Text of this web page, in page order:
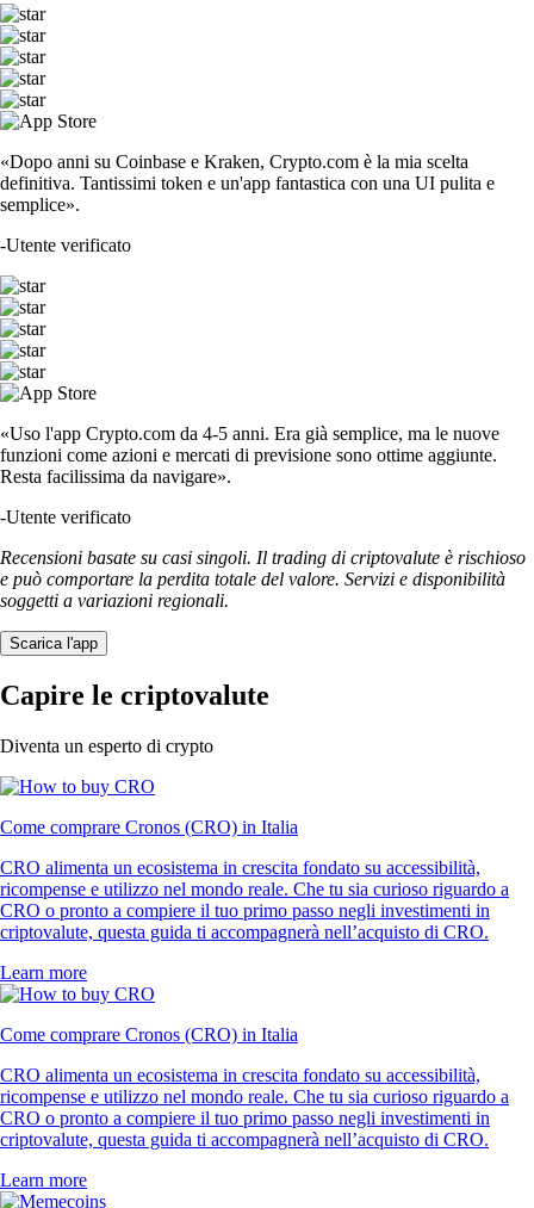
«Dopo anni su Coinbase e Kraken, Crypto.com è la mia scelta
definitiva. Tantissimi token e un'app fantastica con una UI pulita e
semplice».
-Utente verificato
«Uso l'app Crypto.com da 4-5 anni. Era già semplice, ma le nuove
funzioni come azioni e mercati di previsione sono ottime aggiunte.
Resta facilissima da navigare».
-Utente verificato
Recensioni basate su casi singoli. Il trading di criptovalute è rischioso
e può comportare la perdita totale del valore. Servizi e disponibilità
soggetti a variazioni regionali.
Scarica l'app
Capire le criptovalute
Diventa un esperto di crypto
Come comprare Cronos (CRO) in Italia
CRO alimenta un ecosistema in crescita fondato su accessibilità,
ricompense e utilizzo nel mondo reale. Che tu sia curioso riguardo a
CRO o pronto a compiere il tuo primo passo negli investimenti in
criptovalute, questa guida ti accompagnerà nell’acquisto di CRO.
Learn more
Come comprare Cronos (CRO) in Italia
CRO alimenta un ecosistema in crescita fondato su accessibilità,
ricompense e utilizzo nel mondo reale. Che tu sia curioso riguardo a
CRO o pronto a compiere il tuo primo passo negli investimenti in
criptovalute, questa guida ti accompagnerà nell’acquisto di CRO.
Learn more